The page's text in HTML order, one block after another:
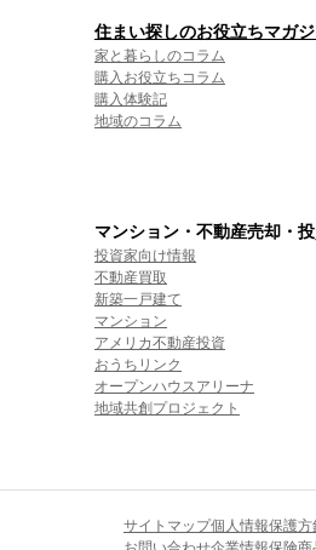
住まい探しのお役立ちマガ
家と暮らしのコラム
購入お役立ちコラム
購入体験記
地域のコラム
マンション・不動産売却・
投資家向け情報
不動産買取
新築一戸建て
マンション
アメリカ不動産投資
おうちリンク
オープンハウスアリーナ
地域共創プロジェクト
サイトマップ個人情報保護方